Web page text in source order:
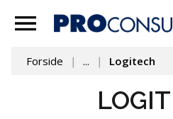
Forside ... Logitech